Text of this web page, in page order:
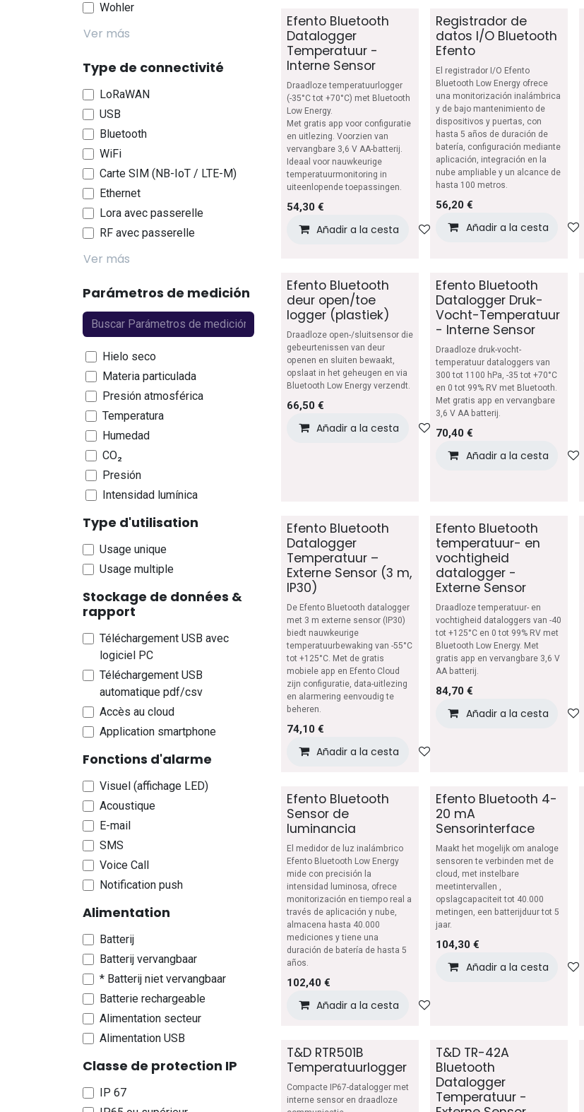
Wohler
Ver más
Type de connectivité
LoRaWAN
USB
Bluetooth
WiFi
Carte SIM (NB-IoT / LTE-M)
Ethernet
Lora avec passerelle
RF avec passerelle
Ver más
Parámetros de medición
Hielo seco
Materia particulada
Presión atmosférica
Temperatura
Humedad
CO₂
Presión
Intensidad lumínica
Presión diferencial
Fuga de agua
Choques
Voltaje
Corriente
Pulsos
Ubicación
Contacto
Humedad del suelo
Abierto/Cerrado
E/S
Multisignal
Basse température
Haute température
Niveau d'eau
Type d'utilisation
Usage unique
Usage multiple
Stockage de données &
rapport
Téléchargement USB avec
logiciel PC
Téléchargement USB
automatique pdf/csv
Accès au cloud
Application smartphone
Fonctions d'alarme
Visuel (affichage LED)
Acoustique
E-mail
SMS
Voice Call
Notification push
Alimentation
Batterij
Batterij vervangbaar
* Batterij niet vervangbaar
Batterie rechargeable
Alimentation secteur
Alimentation USB
Classe de protection IP
IP 67
Efento Bluetooth
Datalogger
Temperatuur -
Interne Sensor
Draadloze temperatuurlogger
(-35°C tot +70°C) met Bluetooth
Low Energy.
Met gratis app voor configuratie
en uitlezing. Voorzien van
vervangbare 3,6 V AA-batterij.
Ideaal voor nauwkeurige
temperatuurmonitoring in
uiteenlopende toepassingen.
54,30 €
Añadir a la cesta Añadir a lista de deseos
Registrador de
datos I/O Bluetooth
Efento
El registrador I/O Efento
Bluetooth Low Energy ofrece
una monitorización inalámbrica
y de bajo mantenimiento de
dispositivos y puertas, con
hasta 5 años de duración de
batería, configuración mediante
aplicación, integración en la
nube ampliable y un alcance de
hasta 100 metros.
56,20 €
Añadir a la cesta
Efento Bluetooth
deur open/toe
logger (plastiek)
Draadloze open-/sluitsensor die
gebeurtenissen van deur
openen en sluiten bewaakt,
opslaat in het geheugen en via
Bluetooth Low Energy verzendt.
66,50 €
Añadir a la cesta Añadir a lista de deseos
Efento Bluetooth
Datalogger Druk-
Vocht-Temperatuur
- Interne Sensor
Draadloze druk-vocht-
temperatuur dataloggers van
300 tot 1100 hPa, -35 tot +70°C
en 0 tot 99% RV met Bluetooth.
Met gratis app en vervangbare
3,6 V AA batterij.
70,40 €
Añadir a la cesta
Efento Bluetooth
Datalogger
Temperatuur –
Externe Sensor (3 m,
IP30)
De Efento Bluetooth datalogger
met 3 m externe sensor (IP30)
biedt nauwkeurige
temperatuurbewaking van -55°C
tot +125°C. Met de gratis
mobiele app en Efento Cloud
zijn configuratie, data-uitlezing
en alarmering eenvoudig te
beheren.
74,10 €
Añadir a la cesta
Efento Bluetooth
temperatuur- en
vochtigheid
datalogger -
Externe Sensor
Draadloze temperatuur- en
vochtigheid dataloggers van -40
tot +125°C en 0 tot 99% RV met
Bluetooth Low Energy. Met
gratis app en vervangbare 3,6 V
AA batterij.
84,70 €
Añadir a la cesta
Efento Bluetooth
Sensor de
luminancia
El medidor de luz inalámbrico
Efento Bluetooth Low Energy
mide con precisión la
intensidad luminosa, ofrece
monitorización en tiempo real a
través de aplicación y nube,
almacena hasta 40.000
mediciones y tiene una
duración de batería de hasta 5
años.
102,40 €
Añadir a la cesta
Efento Bluetooth 4-
20 mA
Sensorinterface
Maakt het mogelijk om analoge
sensoren te verbinden met de
cloud, met instelbare
meetintervallen ,
opslagcapaciteit tot 40.000
metingen, een batterijduur tot 5
jaar.
104,30 €
Añadir a la cesta
T&D RTR501B
Temperatuurlogger
Compacte IP67-datalogger met
interne sensor en draadloze
T&D TR-42A
Bluetooth
Datalogger
Temperatuur -